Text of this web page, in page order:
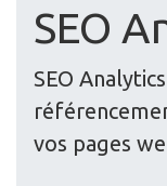
SEO
SEO
vos pages